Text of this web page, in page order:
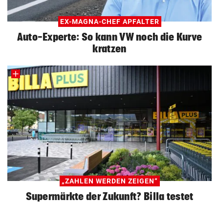
EX-MAGNA-CHEF APFALTER
Auto-Experte: So kann VW noch die Kurve
kratzen
„ZAHLEN WERDEN ZEIGEN“
Supermärkte der Zukunft? Billa testet